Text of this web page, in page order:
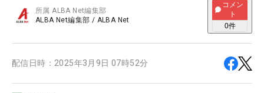
所属ALBA Net編集部
ALBA Net編集部 / ALBA Net
コメン
ト
0件
配信日時： 2025年3月9日 07時52分